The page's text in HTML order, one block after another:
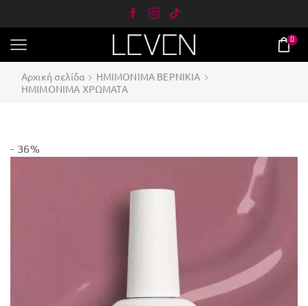
0
Αρχική σελίδα
ΗΜΙΜΟΝΙΜΑ ΒΕΡΝΙΚΙΑ
ΗΜΙΜΟΝΙΜΑ ΧΡΩΜΑΤΑ
- 36%